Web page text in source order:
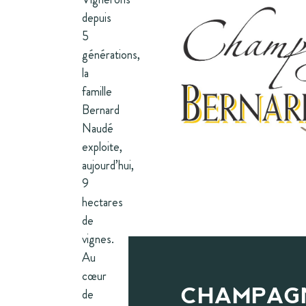
depuis
5
générations,
la
famille
Bernard
Naudé
exploite,
aujourd’hui,
9
hectares
de
vignes.
Au
cœur
de